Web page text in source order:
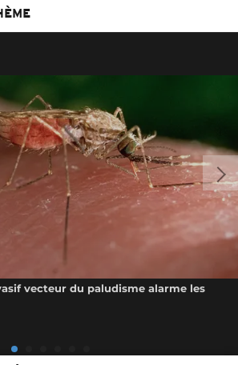
vecteur du paludisme alarme les